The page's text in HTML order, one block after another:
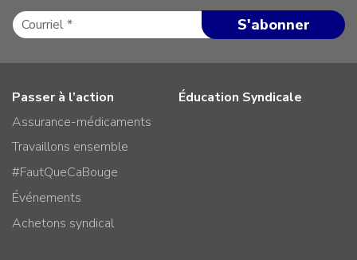
Passer à l’action
Assurance-médicaments
Travaillons ensemble
#FautQueCaBouge
Événements
Achetons syndical
Éducation Syndicale